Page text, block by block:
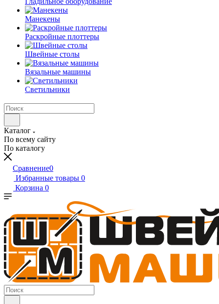
Манекены
Раскройные плоттеры
Швейные столы
Вязальные машины
Светильники
Каталог
По всему сайту
По каталогу
Сравнение0
Избранные товары 0
Корзина 0